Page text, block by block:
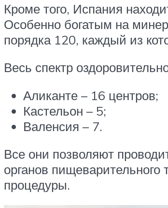
Кроме того, Испания
Особенно богатым на
порядка 120, каждый из
Весь спектр
Аликанте – 16 центров;
Кастельон – 5;
Валенсия – 7.
Все они позволяют
органов пищеварительного
процедуры.